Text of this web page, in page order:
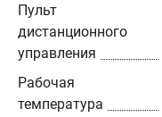
Пульт
дистанционного
управления
Рабочая
температура